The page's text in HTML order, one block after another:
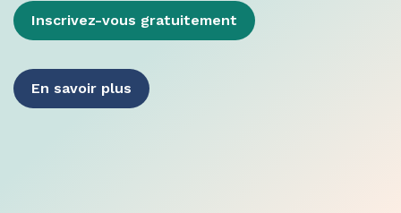
Inscrivez-vous gratuitement
En savoir plus